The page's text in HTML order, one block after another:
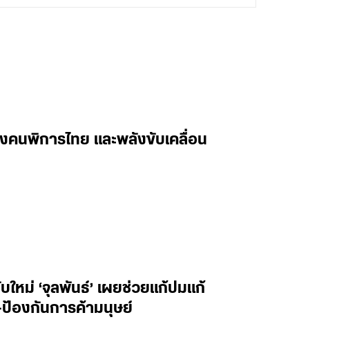
คนพิการไทย และพลังขับเคลื่อน
ใหม่ ‘จุลพันธ์’ เผยช่วยแก้ปมแก้
ป้องกันการค้ามนุษย์